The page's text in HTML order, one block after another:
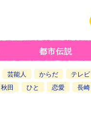
都市伝説
芸能人 からだ テレビ
秋田 ひと 恋愛 長崎